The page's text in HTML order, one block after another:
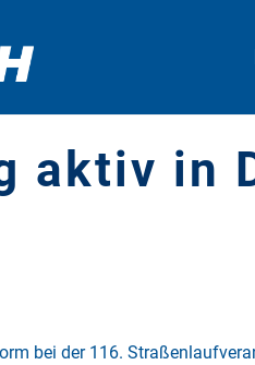
aktiv in
bei der 116.